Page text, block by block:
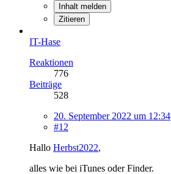
Inhalt melden
Zitieren
IT-Hase
Reaktionen
776
Beiträge
528
20. September 2022 um 12:34
#12
Hallo Herbst2022,
alles wie bei iTunes oder Finder.